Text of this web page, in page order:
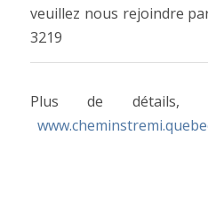
veuillez nous rejoindre
3219
Plus de détails,